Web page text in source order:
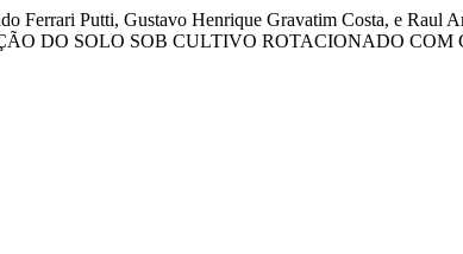
Ferrari Putti, Gustavo Henrique Gravatim Costa, e
DO SOLO SOB CULTIVO ROTACIONADO